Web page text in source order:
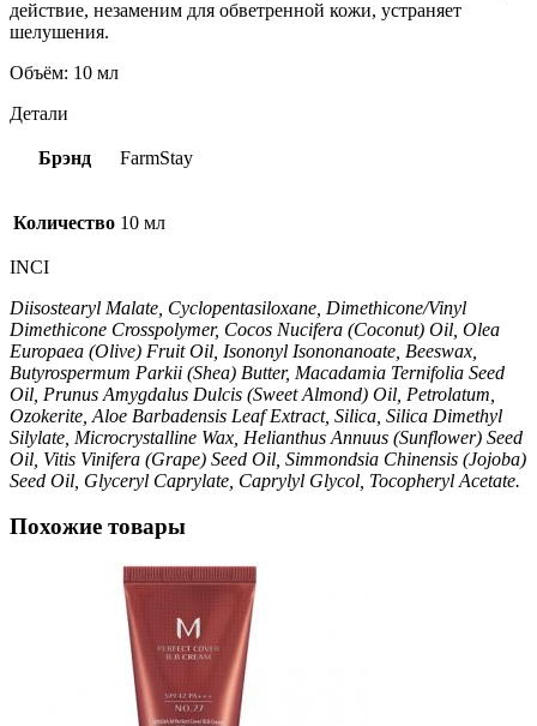
бальзам
для
с
вера
действие, незаменим для обветренной кожи, устраняет
шелушения.
Объём: 10 мл
Детали
Брэнд FarmStay
Количество 10 мл
INCI
Diisostearyl Malate, Cyclopentasiloxane, Dimethicone/Vinyl
Dimethicone Crosspolymer, Cocos Nucifera (Coconut) Oil, Olea
Europaea (Olive) Fruit Oil, Isononyl Isononanoate, Beeswax,
Butyrospermum Parkii (Shea) Butter, Macadamia Ternifolia Seed
Oil, Prunus Amygdalus Dulcis (Sweet Almond) Oil, Petrolatum,
Ozokerite, Aloe Barbadensis Leaf Extract, Silica, Silica Dimethyl
Silylate, Microcrystalline Wax, Helianthus Annuus (Sunflower) Seed
Oil, Vitis Vinifera (Grape) Seed Oil, Simmondsia Chinensis (Jojoba)
Seed Oil, Glyceryl Caprylate, Caprylyl Glycol, Tocopheryl Acetate.
Похожие товары